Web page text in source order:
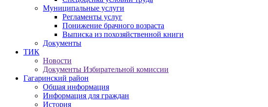
Муниципальные услуги
Регламенты услуг
Понижение брачного возраста
Выписка из похозяйственной книги
Документы
ТИК
Новости
Документы Избирательной комиссии
Гагаринский район
Общая информация
Информация для граждан
История